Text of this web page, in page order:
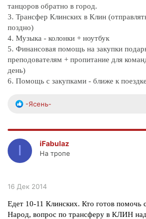
танцоров обратно в город.
3. Трансфер Клинских в Клин
поздно)
4. Музыка - колонки + ноутбук
5. Финансовая помощь на закупки
преподователям + пропитание для
день)
6. Помощь с закупками - ближе к поездке
Р
к
ц
и
-Ясень-
I iFabulaz
На тропе
16 Дек 2014
Едет 10-11 Клинских. Кто готов помочь
Народ, вопрос по трансферу в КЛИН